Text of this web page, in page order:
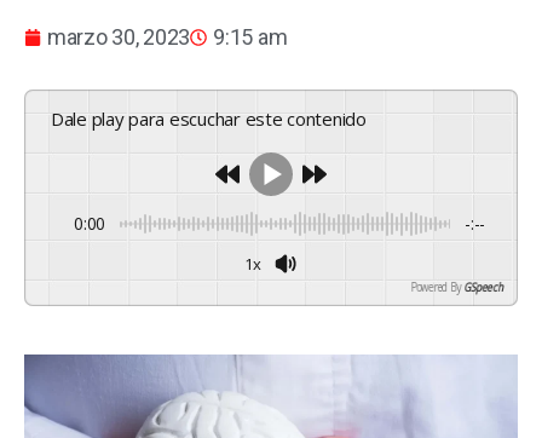
marzo 30, 2023 9:15 am
Dale play para escuchar este contenido
0:00 -:--
1x
Powered By GSpeech